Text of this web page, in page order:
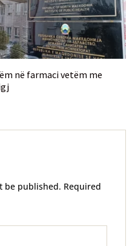
në farmaci vetëm me
be published. Required